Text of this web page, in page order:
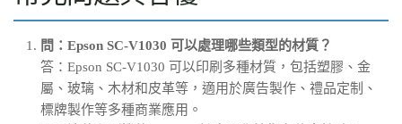
問：Epson SC-V1030 可以處理哪些類型的材質？
答：Epson SC-V1030 可以印刷多種材質，包括塑膠、金
屬、玻璃、木材和皮革等，適用於廣告製作、禮品定制、
標牌製作等多種商業應用。